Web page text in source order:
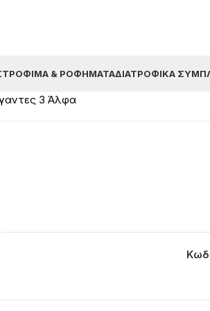
ΤΡΌΦΙΜΑ & ΡΟΦΉΜΑΤΑΔΙΑΤΡΟΦΙΚΆ
3 Άλφα